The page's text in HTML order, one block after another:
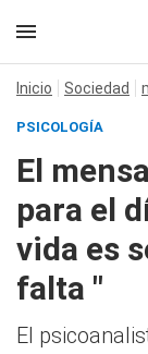
Inicio Sociedad
PSICOLOGÍA
El
para el
vida es
falta "
El